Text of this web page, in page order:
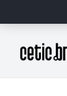
Página inicial